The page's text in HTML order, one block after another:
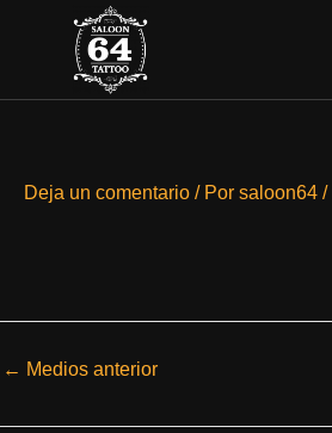
Deja un comentario / Por saloon64 /
← Medios anterior